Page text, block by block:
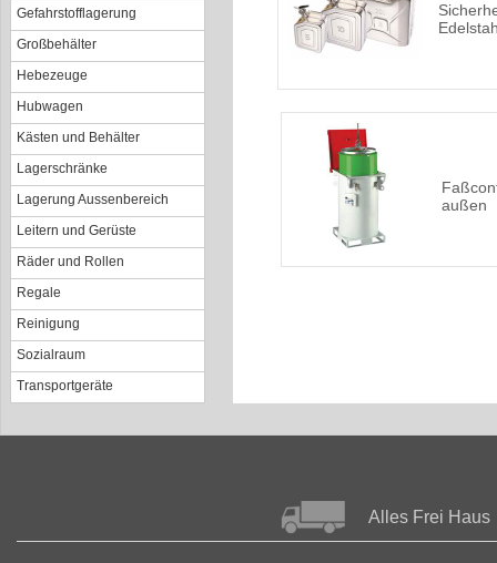
Gefahrstofflagerung
Großbehälter
Hebezeuge
Hubwagen
Kästen und Behälter
Lagerschränke
Lagerung Aussenbereich
Leitern und Gerüste
Räder und Rollen
Regale
Reinigung
Sozialraum
Transportgeräte
außen
Alles Frei Haus